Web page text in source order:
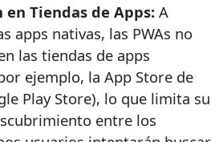
en Tiendas de Apps: A
apps nativas, las PWAs no
las tiendas de apps
ejemplo, la App Store de
Play Store), lo que limita su
entre los